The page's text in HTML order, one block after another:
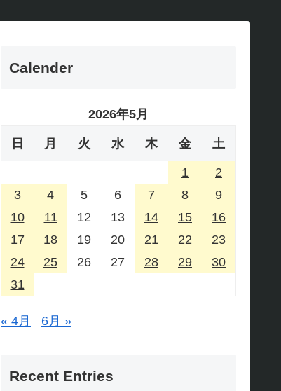
Calender
2026年5月
日 月 火 水 木 金 土
1
2
3
4 5 6 7 8
9
10
11 12 13 14 15
16
17
18 19 20 21 22
23
24
25 26 27 28 29
30
31
« 4月 6月 »
Recent Entries